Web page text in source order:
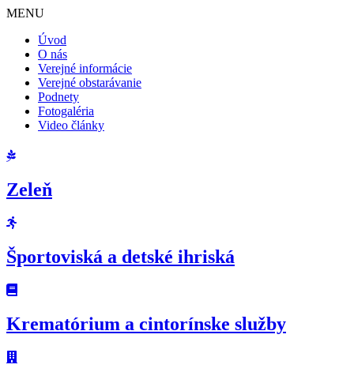
MENU
Úvod
O nás
Verejné informácie
Verejné obstarávanie
Podnety
Fotogaléria
Video články
Zeleň
Športoviská a detské ihriská
Krematórium a cintorínske služby